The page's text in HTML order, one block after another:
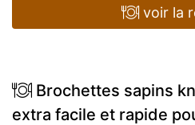
voir la
Brochettes sapins
extra facile et rapide